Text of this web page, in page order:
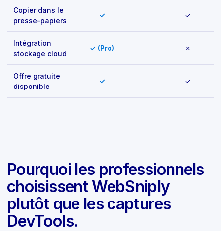
Copier dans le
presse-papiers
✓ ✓
Intégration
stockage cloud
✓ (Pro) ✗
Offre gratuite
disponible
✓ ✓
Pourquoi les professionnels
choisissent WebSniply
plutôt que les captures
DevTools.